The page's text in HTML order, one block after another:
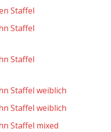
Staffel
Staffel
Staffel
Staffel weiblich
Staffel weiblich
Staffel mixed